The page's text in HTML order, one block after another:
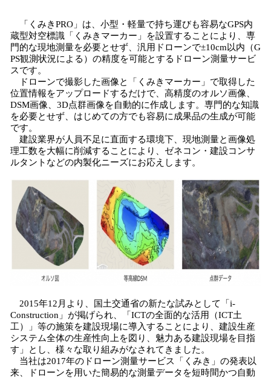
「くみきPRO」は、小型・軽量で持ち運びも容易なGPS内
蔵型対空標識「くみきマーカー」を設置することにより、専
門的な現地測量を必要とせず、汎用ドローンで±10cm以内（G
PS観測状況による）の精度を可能とするドローン測量サービ
スです。
ドローンで撮影した画像と「くみきマーカー」で取得した
位置情報をアップロードするだけで、高精度のオルソ画像、
DSM画像、3D点群画像を自動的に作成します。専門的な知識
を必要とせず、はじめての方でも容易に成果品の生成が可能
です。
建設業界が人員不足に直面する環境下、現地測量と画像処
理工数を大幅に削減することにより、ゼネコン・建設コンサ
ルタントなどの内製化ニーズにお応えします。
2015年12月より、国土交通省の新たな試みとして「i-
Construction」が掲げられ、「ICTの全面的な活用（ICT土
工）」等の施策を建設現場に導入することにより、建設生産
システム全体の生産性向上を図り、魅力ある建設現場を目指
す」とし、様々な取り組みがなされてきました。
当社は2017年のドローン測量サービス「くみき」の発表以
来、ドローンを用いた簡易的な測量データを短時間かつ自動